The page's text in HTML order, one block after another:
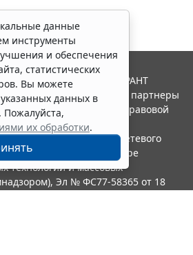
данные
инструменты
и обеспечения
статистических
Вы можете
данных в
Пожалуйста,
их обработки.
2026. Система ГАРАНТ
Компания "Гарант" и ее партнеры
Российской ассоциации правовой
в качестве сетевого
службой по надзору в сфере
технологий и массовых
Эл № ФС77-58365 от 18